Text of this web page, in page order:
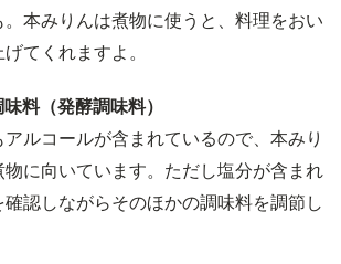
本みりんは煮物に使うと、料理をおい
てくれますよ。
料（発酵調味料）
ルコールが含まれているので、本みり
に向いています。ただし塩分が含まれ
認しながらそのほかの調味料を調節し